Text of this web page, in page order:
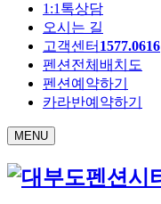
1:1톡상담
오시는 길
고객센터 1577.0616
펜션전체배치도
펜션예약하기
카라반예약하기
MENU